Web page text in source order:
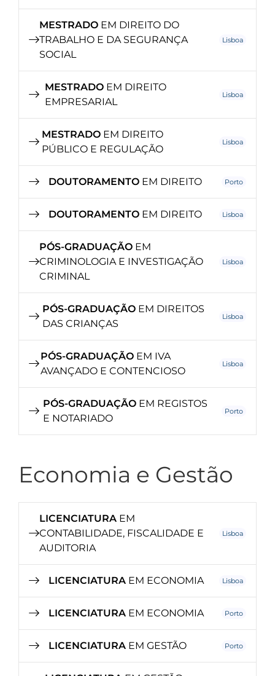
MESTRADO EM DIREITO DO
TRABALHO E DA SEGURANÇA
SOCIAL
Lisboa
MESTRADO EM DIREITO
EMPRESARIAL
Lisboa
MESTRADO EM DIREITO
PÚBLICO E REGULAÇÃO
Lisboa
DOUTORAMENTO EM DIREITO Porto
DOUTORAMENTO EM DIREITO Lisboa
PÓS-GRADUAÇÃO EM
CRIMINOLOGIA E INVESTIGAÇÃO
CRIMINAL
Lisboa
PÓS-GRADUAÇÃOEM DIREITOS
DAS CRIANÇAS
Lisboa
PÓS-GRADUAÇÃO EM IVA
AVANÇADO E CONTENCIOSO
Lisboa
PÓS-GRADUAÇÃOEM REGISTOS
E NOTARIADO
Porto
Economia e Gestão
LICENCIATURA EM
CONTABILIDADE, FISCALIDADE E
AUDITORIA
Lisboa
LICENCIATURA EM ECONOMIA Lisboa
LICENCIATURA EM ECONOMIA Porto
LICENCIATURA EM GESTÃO Porto